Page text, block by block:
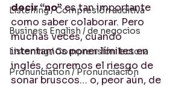
Listening / Compresión auditiva
Business English / de negocios
Listening / Comprensión lectora
Pronunciation / Pronunciación
decir “no” es tan importante
como saber colaborar. Pero
muchas veces, cuando
intentamos poner límites en
inglés, corremos el riesgo de
sonar bruscos… o, peor aún, de